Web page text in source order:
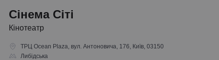
Сінема Сіті
Кінотеатр
ТРЦ Ocean Plaza, вул. Антоновича, 176, Київ, 03150
Либідська